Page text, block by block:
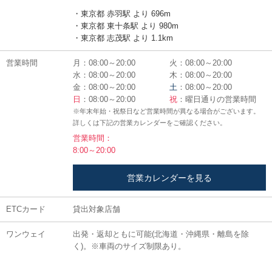
・東京都 赤羽駅 より 696m
・東京都 東十条駅 より 980m
・東京都 志茂駅 より 1.1km
営業時間 月：08:00～20:00
火：08:00～20:00
水：08:00～20:00
木：08:00～20:00
金：08:00～20:00
土 ：08:00～20:00
日 ：08:00～20:00 祝 ：曜日通りの営業時間
※年末年始・祝祭日など営業時間が異なる場合がございます。
詳しくは下記の営業カレンダーをご確認ください。
営業時間：
8:00～20:00
営業カレンダーを見る
ETCカード 貸出対象店舗
ワンウェイ
出発・返却ともに可能(北海道・沖縄県・離島を除
く)。※車両のサイズ制限あり。